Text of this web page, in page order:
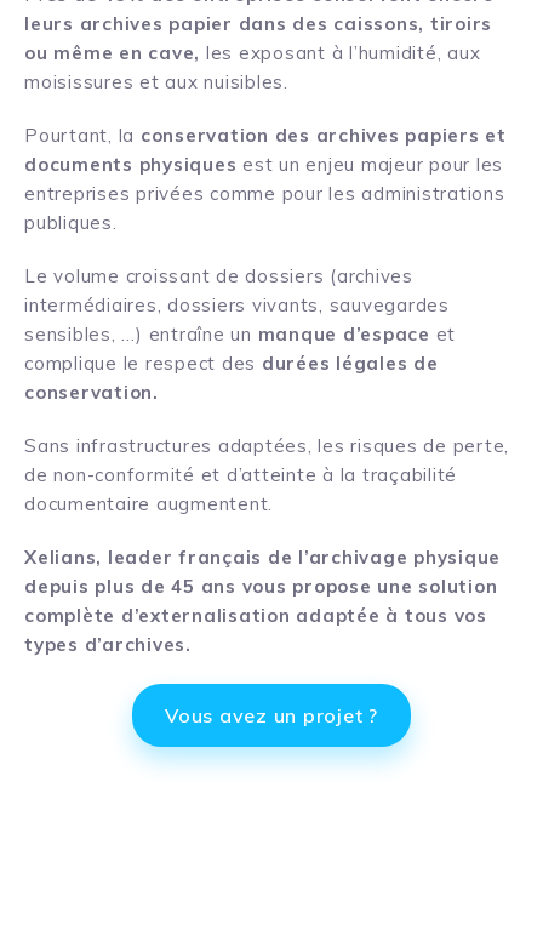
leurs archives papier dans des caissons, tiroirs
ou même en cave, les exposant à l’humidité, aux
moisissures et aux nuisibles.
Pourtant, la conservation des archives papiers et
documents physiques est un enjeu majeur pour les
entreprises privées comme pour les administrations
publiques.
Le volume croissant de dossiers (archives
intermédiaires, dossiers vivants, sauvegardes
sensibles, …) entraîne un manque d’espace et
complique le respect des durées légales de
conservation.
Sans infrastructures adaptées, les risques de perte,
de non-conformité et d’atteinte à la traçabilité
documentaire augmentent.
Xelians, leader français de l’archivage physique
depuis plus de 45 ans vous propose une solution
complète d’externalisation adaptée à tous vos
types d’archives.
Vous avez un projet ?